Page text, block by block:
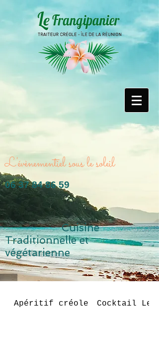
L'évènementiel sous le soleil
06 37 84 86 59
Cuisine
Traditionnelle et
végétarienne
Apéritif créole Cocktail Le